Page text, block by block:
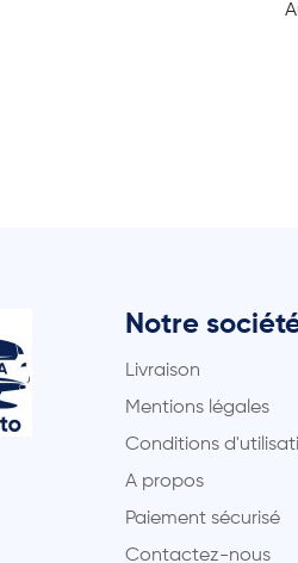
Notre
Livraison
Mentions légales
Conditions
A propos
Paiement sécurisé
Contactez-nous